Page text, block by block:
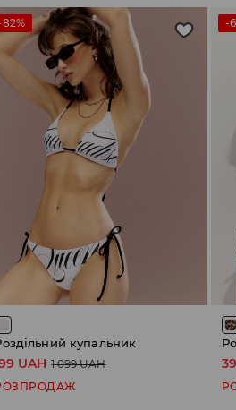
купальник
UAH 1 099 UAH
-